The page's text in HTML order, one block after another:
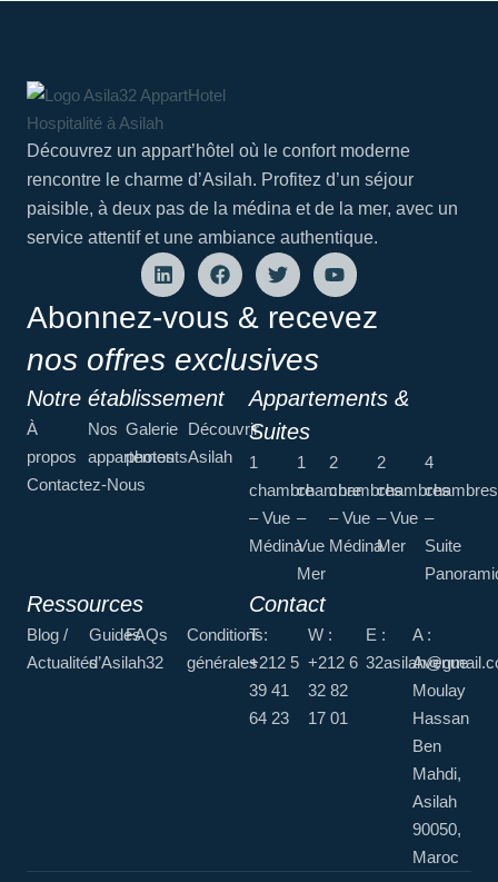
Découvrez un appart’hôtel où le confort moderne
rencontre le charme d’Asilah. Profitez d’un séjour
paisible, à deux pas de la médina et de la mer, avec un
service attentif et une ambiance authentique.
Abonnez-vous & recevez
nos offres exclusives
Notre établissement
À
propos
Nos
appartements
Galerie
photos
Découvrir
Asilah
Contactez-Nous
Appartements &
Suites
1
chambre
– Vue
Médina
1
chambre
–
Vue
Mer
2
chambres
– Vue
Médina
2
chambres
– Vue
Mer
4
chambres
–
Suite
Ressources
Blog /
Actualités
Guides
d’Asilah32
FAQs
Conditions
générales
Contact
T :
+212 5
39 41
64 23
W :
+212 6
32 82
17 01
E :
A :
Avenue
Moulay
Hassan
Ben
Mahdi,
Asilah
90050,
Maroc